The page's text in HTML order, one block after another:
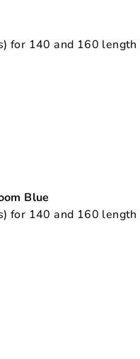
for 140 and 160
Blue
for 140 and 160